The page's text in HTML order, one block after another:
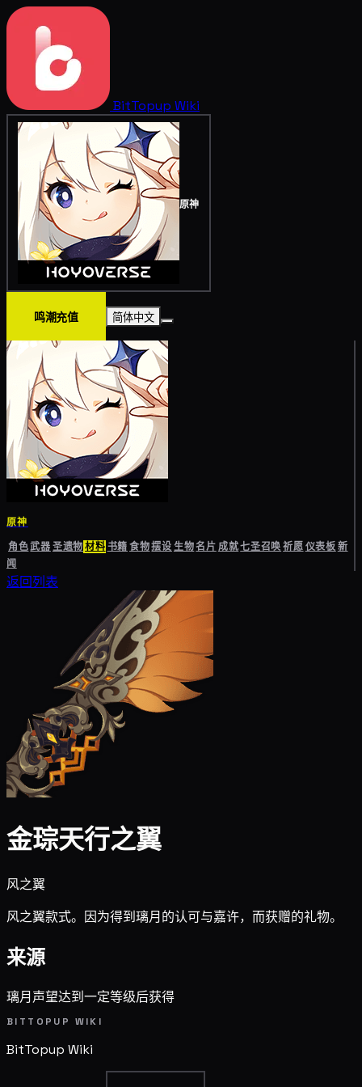
BitTopup Wiki
原神
鸣潮充值 简体中文
原神
角色武器圣遗物材料书籍食物摆设生物名片成就七圣召唤祈愿仪表板新
闻
返回列表
金琮天行之翼
风之翼
风之翼款式。因为得到璃月的认可与嘉许，而获赠的礼物。
来源
璃月声望达到一定等级后获得
BITTOPUP WIKI
BitTopup Wiki